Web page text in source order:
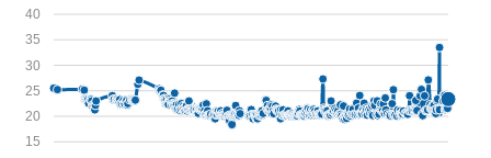
15
20
25
30
35
40